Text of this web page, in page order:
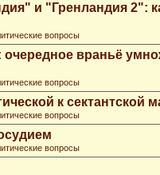
и "Гренландия 2":
вопросы
очередное враньё
вопросы
к сектантской
вопросы
вопросы